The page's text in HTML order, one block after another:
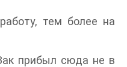
тем более на
прибыл сюда не в